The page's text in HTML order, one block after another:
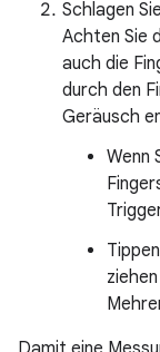
Schlagen
Achten Sie
auch die
durch den
Geräusch
Wenn